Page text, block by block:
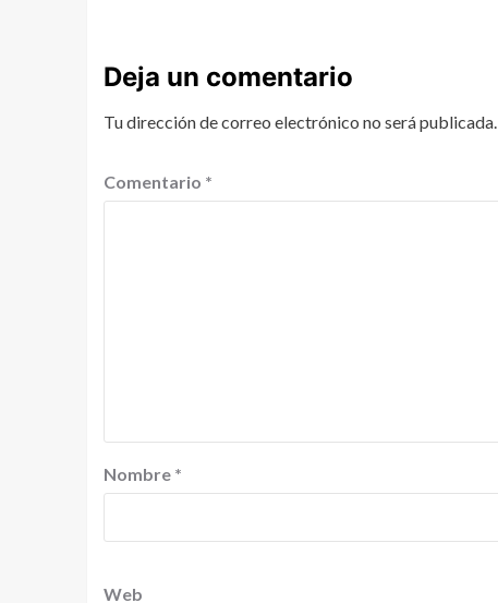
Deja un comentario
Tu dirección de correo electrónico no será publicada.
Comentario *
Nombre *
Web